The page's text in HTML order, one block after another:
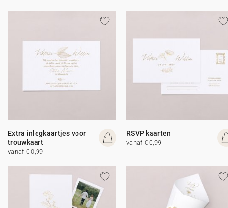
Extra inlegkaartjes voor
trouwkaart
vanaf € 0,99
RSVP kaarten
vanaf € 0,99